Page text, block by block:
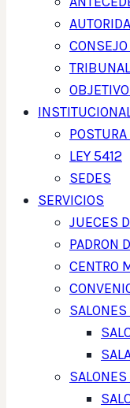
LEY 5412
SEDES
SERVICIOS
JUECES
PADRON
CENTRO